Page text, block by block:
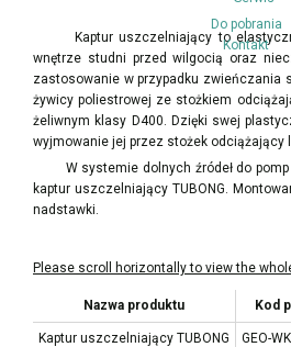
Do pobrania
Kontakt
Kaptur uszczelniający to
wnętrze studni przed wilgocią oraz
zastosowanie w przypadku zwieńczania
żywicy poliestrowej ze stożkiem
żeliwnym klasy D400. Dzięki swej
wyjmowanie jej przez stożek odciążający
W systemie dolnych źródeł do pomp
kaptur uszczelniający TUBONG.
nadstawki.
Nazwa produktu Kod
Kaptur uszczelniający TUBONG GEO-